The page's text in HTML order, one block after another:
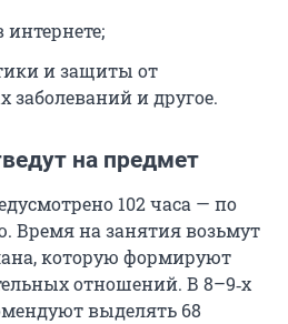
и защиты от
и другое.
на предмет
102 часа — по
Время на занятия возьмут
которую формируют
отношений. В 8–9‑х
выделять 68